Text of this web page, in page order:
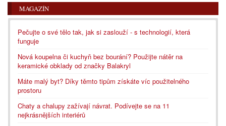
MAGAZÍN
Pečujte o své tělo tak, jak si zaslouží - s technologií, která
funguje
Nová koupelna či kuchyň bez bourání? Použijte nátěr na
keramické obklady od značky Balakryl
Máte malý byt? Díky těmto tipům získáte víc použitelného
prostoru
Chaty a chalupy zažívají návrat. Podívejte se na 11
nejkrásnějších interiérů